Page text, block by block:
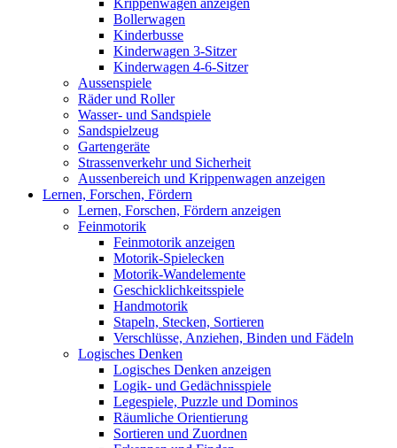
Krippenwagen anzeigen
Bollerwagen
Kinderbusse
Kinderwagen 3-Sitzer
Kinderwagen 4-6-Sitzer
Aussenspiele
Räder und Roller
Wasser- und Sandspiele
Sandspielzeug
Gartengeräte
Strassenverkehr und Sicherheit
Aussenbereich und Krippenwagen anzeigen
Lernen, Forschen, Fördern
Lernen, Forschen, Fördern anzeigen
Feinmotorik
Feinmotorik anzeigen
Motorik-Spielecken
Motorik-Wandelemente
Geschicklichkeitsspiele
Handmotorik
Stapeln, Stecken, Sortieren
Verschlüsse, Anziehen, Binden und Fädeln
Logisches Denken
Logisches Denken anzeigen
Logik- und Gedächnisspiele
Legespiele, Puzzle und Dominos
Räumliche Orientierung
Sortieren und Zuordnen